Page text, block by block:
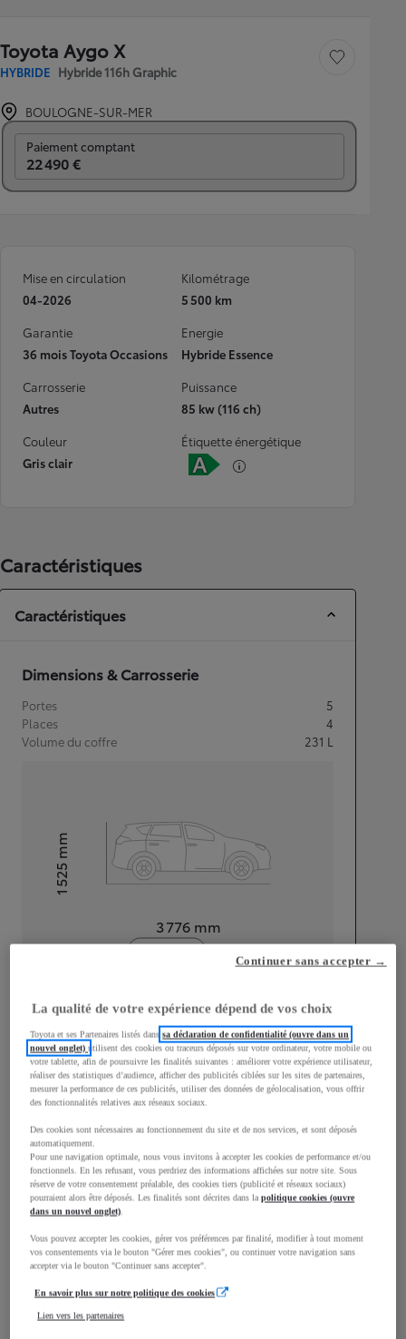
Toyota Aygo X
HYBRIDE Hybride 116h Graphic
Sauvegarder le
BOULOGNE-SUR-MER
Paiement comptant
22 490 €
Mise en circulation
04-2026
Kilométrage
5 500 km
Garantie
36 mois Toyota Occasions
Energie
Hybride Essence
Carrosserie
Autres
Puissance
85 kw (116 ch)
Couleur
Gris clair
Étiquette énergétique
Caractéristiques
Caractéristiques
Dimensions & Carrosserie
Portes
5
Places
4
Volume du coffre
231 L
3 776 mm
Hauteur1 525
mm
Largeur
1 740mm
Consommation mixte
Consommation mixte 3,8L/100 km
Émissions CO2
87g/km
Performances
Accélération 0-100km/h
La qualité de votre expérience dépend de vos choix
Toyota et ses Partenaires listés danssa déclaration de confidentialité (ouvre dans un
nouvel onglet)utilisent des cookies ou traceurs déposés sur votre ordinateur, votre mobile ou
votre tablette, afin de poursuivre les finalités suivantes : améliorer votre expérience utilisateur,
réaliser des statistiques d’audience, afficher des publicités ciblées sur les sites de partenaires,
mesurer la performance de ces publicités, utiliser des données de géolocalisation, vous offrir
des fonctionnalités relatives aux réseaux sociaux.
Des cookies sont nécessaires au fonctionnement du site et de nos services, et sont déposés
automatiquement.
Pour une navigation optimale, nous vous invitons à accepter les cookies de performance et/ou
fonctionnels. En les refusant, vous perdriez des informations affichées sur notre site. Sous
réserve de votre consentement préalable, des cookies tiers (publicité et réseaux sociaux)
pourraient alors être déposés. Les finalités sont décrites dans lapolitique cookies (ouvre
dans un nouvel onglet)
Vous pouvez accepter les cookies, gérer vos préférences par finalité, modifier à tout moment
vos consentements via le bouton "Gérer mes cookies", ou continuer votre navigation sans
accepter via le bouton "Continuer sans accepter".
En savoir plus sur notre politique des cookies
Lien vers les partenaires
Continuer sans accepter →